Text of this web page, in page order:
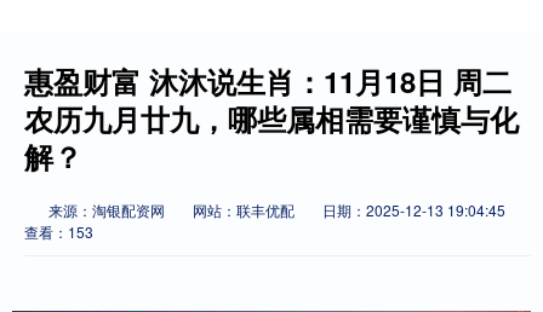
惠盈财富 沐沐说生肖：11月18日 周二
农历九月廿九，哪些属相需要谨慎与化
解？
来源：淘银配资网 网站：联丰优配
日期：2025-12-13 19:04:45
查看：153